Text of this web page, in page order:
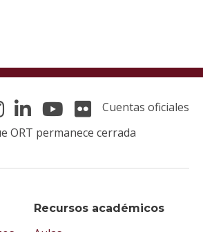
Recursos académicos
Cuentas oficiales
ORT permanece cerrada